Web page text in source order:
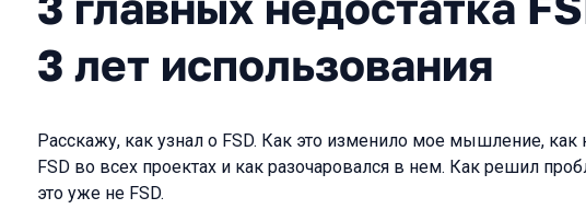
3 лет использования
Расскажу, как узнал о FSD. Как это изменило мое мышление, как
FSD во всех проектах и как разочаровался в нем. Как решил
это уже не FSD.